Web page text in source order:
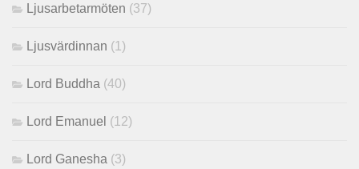
Ljusarbetarmöten (37)
Ljusvärdinnan (1)
Lord Buddha (40)
Lord Emanuel (12)
Lord Ganesha (3)